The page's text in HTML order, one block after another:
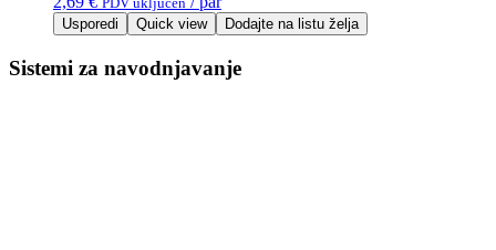
Usporedi Quick view Dodajte na listu želja
Sistemi za navodnjavanje